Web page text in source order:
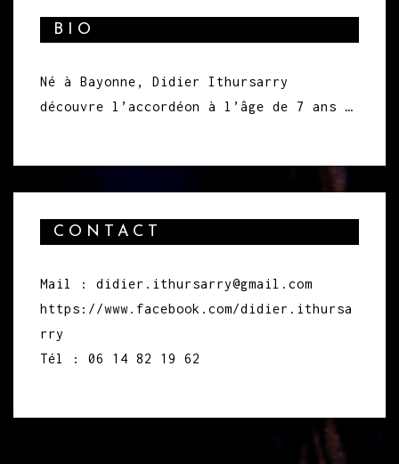
BIO
Né à Bayonne, Didier Ithursarry
découvre l’accordéon à l’âge de 7 ans …
CONTACT
Mail : didier.ithursarry@gmail.com
https://www.facebook.com/didier.ithursa
rry
Tél : 06 14 82 19 62